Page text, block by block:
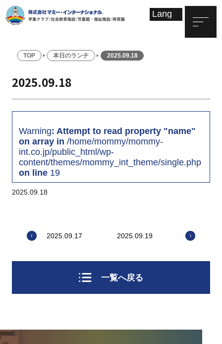
TOP 本日のランチ 2025.09.18
2025.09.18
Warning: Attempt to read property "name"
on array in /home/mommy/mommy-
int.co.jp/public_html/wp-
content/themes/mommy_int_theme/single.php
on line 19
2025.09.18
2025.09.17 2025.09.19
一覧へ戻る